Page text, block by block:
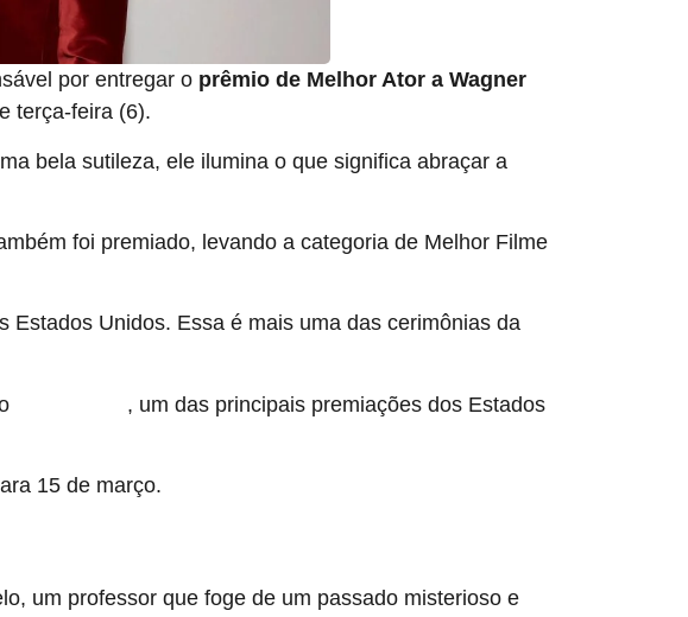
por entregar o prêmio de Melhor Ator a Wagner
terça-feira (6).
bela sutileza, ele ilumina o que significa abraçar a
foi premiado, levando a categoria de Melhor Filme
Unidos. Essa é mais uma das cerimônias da
, um das principais premiações dos Estados
15 de março.
um professor que foge de um passado misterioso e